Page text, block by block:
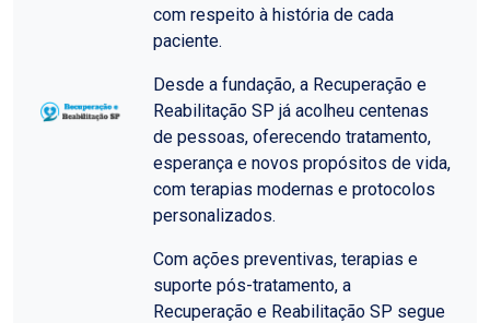
com respeito à história de cada
paciente.
Desde a fundação, a Recuperação e
Reabilitação SP já acolheu centenas
de pessoas, oferecendo tratamento,
esperança e novos propósitos de vida,
com terapias modernas e protocolos
personalizados.
Com ações preventivas, terapias e
suporte pós-tratamento, a
Recuperação e Reabilitação SP segue